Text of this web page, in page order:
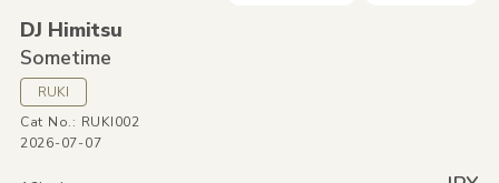
DJ Himitsu
Sometime
RUKI
Cat No.: RUKI002
2026-07-07